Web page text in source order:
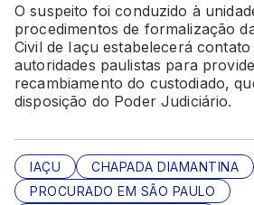
O suspeito foi conduzido à
procedimentos de formalização
Civil de Iaçu estabelecerá contato
autoridades paulistas para
recambiamento do custodiado,
disposição do Poder Judiciário.
IAÇU CHAPADA DIAMANTINA
PROCURADO EM SÃO PAULO